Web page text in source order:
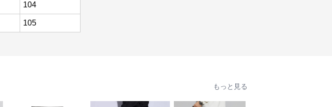
104
105
もっと見る